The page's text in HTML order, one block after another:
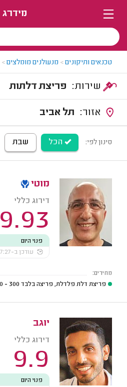
מידרג
טכנאים ותיקונים> מנעולנים מומלצים>
פריצת דלתות
תל אביב
סינון לפי: הכל שבת
מוטי
דירוג כללי
9.93
פנוי היום
עודכן ב-17:27
מחירים:
פריצת דלת פלדלת, פריצה בלבד 300 - 250
יוגב
דירוג כללי
9.9
פנוי היום